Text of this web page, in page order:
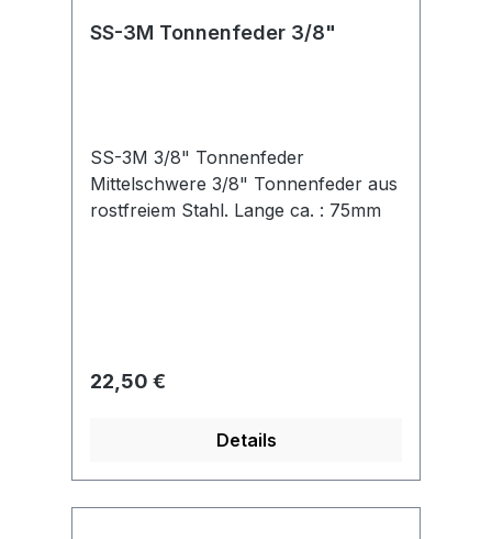
SS-3M Tonnenfeder 3/8"
SS-3M 3/8" Tonnenfeder
Mittelschwere 3/8" Tonnenfeder aus
rostfreiem Stahl. Lange ca. : 75mm
Regulärer Preis:
22,50 €
Details